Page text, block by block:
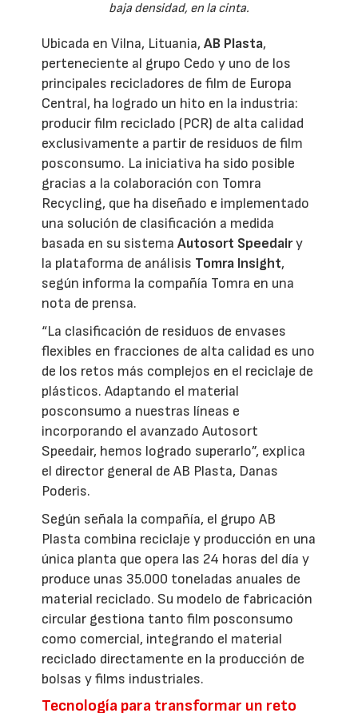
baja densidad, en la cinta.
Ubicada en Vilna, Lituania,AB Plasta,
perteneciente al grupo Cedo y uno de los
principales recicladores de film de Europa
Central, ha logrado un hito en la industria:
producir film reciclado (PCR) de alta calidad
exclusivamente a partir de residuos de film
posconsumo. La iniciativa ha sido posible
gracias a la colaboración con Tomra
Recycling, que ha diseñado e implementado
una solución de clasificación a medida
basada en su sistemaAutosort Speedairy
la plataforma de análisis Tomra Insight,
según informa la compañía Tomra en una
nota de prensa.
“La clasificación de residuos de envases
flexibles en fracciones de alta calidad es uno
de los retos más complejos en el reciclaje de
plásticos. Adaptando el material
posconsumo a nuestras líneas e
incorporando el avanzado Autosort
Speedair, hemos logrado superarlo”, explica
el director general de AB Plasta, Danas
Poderis.
Según señala la compañía, el grupo AB
Plasta combina reciclaje y producción en una
única planta que opera las 24 horas del día y
produce unas 35.000 toneladas anuales de
material reciclado. Su modelo de fabricación
circular gestiona tanto film posconsumo
como comercial, integrando el material
reciclado directamente en la producción de
bolsas y films industriales.
Tecnología para transformar un reto